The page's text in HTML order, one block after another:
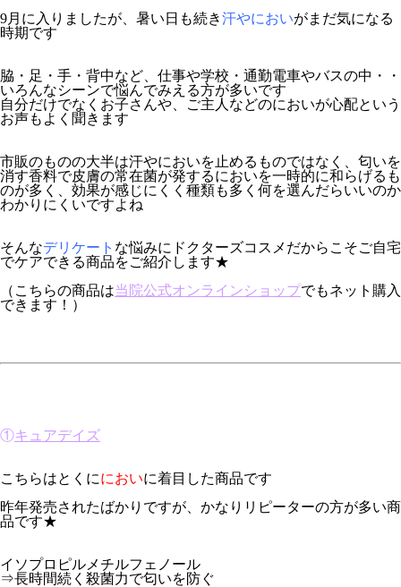
9月に入りましたが、暑い日も続き汗やにおいがまだ気になる
時期です
脇・足・手・背中など、仕事や学校・通勤電車やバスの中・・
いろんなシーンで悩んでみえる方が多いです
自分だけでなくお子さんや、ご主人などのにおいが心配という
お声もよく聞きます
市販のものの大半は汗やにおいを止めるものではなく、匂いを
消す香料で皮膚の常在菌が発するにおいを一時的に和らげるも
のが多く、効果が感じにくく種類も多く何を選んだらいいのか
わかりにくいですよね
そんなデリケート な悩みに ドクターズコスメだからこそご自宅
でケアできる商品をご紹介します★
（こちらの商品は当院公式オンラインショップでもネット購入
できます！）
①キュアデイズ
こちらはとくににおいに着目した商品です
昨年発売されたばかりですが、かなりリピーターの方が多い商
品です★
イソプロピルメチルフェノール
⇒長時間続く殺菌力で匂いを防ぐ